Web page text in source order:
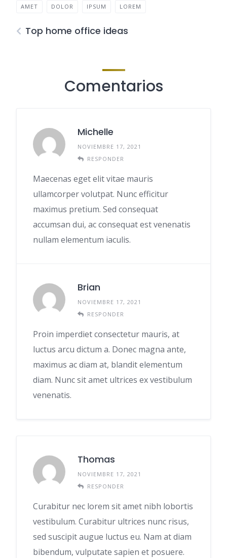
AMET DOLOR IPSUM LOREM
Top home office ideas
Comentarios
Michelle
NOVIEMBRE 17, 2021
RESPONDER
Maecenas eget elit vitae mauris
ullamcorper volutpat. Nunc efficitur
maximus pretium. Sed consequat
accumsan dui, ac consequat est venenatis
nullam elementum iaculis.
Brian
NOVIEMBRE 17, 2021
RESPONDER
Proin imperdiet consectetur mauris, at
luctus arcu dictum a. Donec magna ante,
maximus ac diam at, blandit elementum
diam. Nunc sit amet ultrices ex vestibulum
venenatis.
Thomas
NOVIEMBRE 17, 2021
RESPONDER
Curabitur nec lorem sit amet nibh lobortis
vestibulum. Curabitur ultrices nunc risus,
sed suscipit augue luctus eu. Nam at diam
bibendum, vulputate sapien et posuere.